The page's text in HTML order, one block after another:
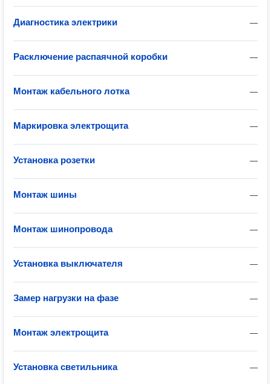
—
Диагностика электрики
—
Расключение распаячной коробки
—
Монтаж кабельного лотка
—
Маркировка электрощита
—
Установка розетки
—
Монтаж шины
—
Монтаж шинопровода
—
Установка выключателя
—
Замер нагрузки на фазе
—
Монтаж электрощита
—
Установка светильника